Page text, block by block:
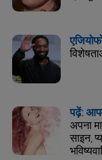
पढ़ें:
अपना
साइन,